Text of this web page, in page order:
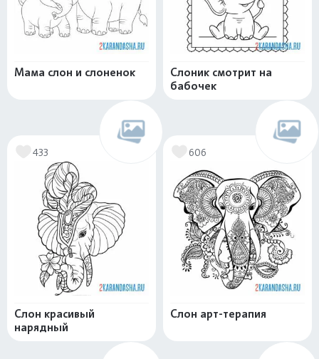
Мама слон и слоненок
Слоник смотрит на
бабочек
433
Слон красивый
нарядный
606
Слон арт-терапия